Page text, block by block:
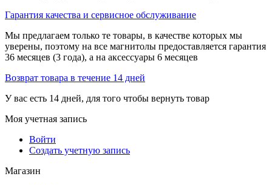
Гарантия качества и сервисное обслуживание
Мы предлагаем только те товары, в качестве которых мы
уверены, поэтому на все магнитолы предоставляется гарантия
36 месяцев (3 года), а на аксессуары 6 месяцев
Возврат товара в течение 14 дней
У вас есть 14 дней, для того чтобы вернуть товар
Моя учетная запись
Войти
Создать учетную запись
Магазин